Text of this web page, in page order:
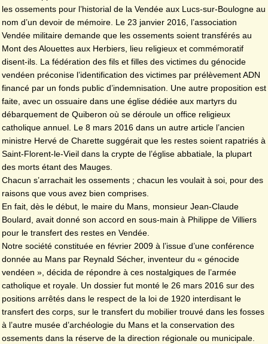
les ossements pour l’historial de la Vendée aux Lucs-sur-Boulogne au
nom d’un devoir de mémoire. Le 23 janvier 2016, l’association
Vendée militaire demande que les ossements soient transférés au
Mont des Alouettes aux Herbiers, lieu religieux et commémoratif
disent-ils. La fédération des fils et filles des victimes du génocide
vendéen préconise l’identification des victimes par prélèvement ADN
financé par un fonds public d’indemnisation. Une autre proposition est
faite, avec un ossuaire dans une église dédiée aux martyrs du
débarquement de Quiberon où se déroule un office religieux
catholique annuel. Le 8 mars 2016 dans un autre article l’ancien
ministre Hervé de Charette suggérait que les restes soient rapatriés à
Saint-Florent-le-Vieil dans la crypte de l’église abbatiale, la plupart
des morts étant des Mauges.
Chacun s’arrachait les ossements ; chacun les voulait à soi, pour des
raisons que vous avez bien comprises.
En fait, dès le début, le maire du Mans, monsieur Jean-Claude
Boulard, avait donné son accord en sous-main à Philippe de Villiers
pour le transfert des restes en Vendée.
Notre société constituée en février 2009 à l’issue d’une conférence
donnée au Mans par Reynald Sécher, inventeur du « génocide
vendéen », décida de répondre à ces nostalgiques de l’armée
catholique et royale. Un dossier fut monté le 26 mars 2016 sur des
positions arrêtés dans le respect de la loi de 1920 interdisant le
transfert des corps, sur le transfert du mobilier trouvé dans les fosses
à l’autre musée d’archéologie du Mans et la conservation des
ossements dans la réserve de la direction régionale ou municipale.